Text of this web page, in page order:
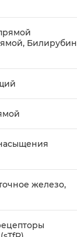
Билирубин
железо,